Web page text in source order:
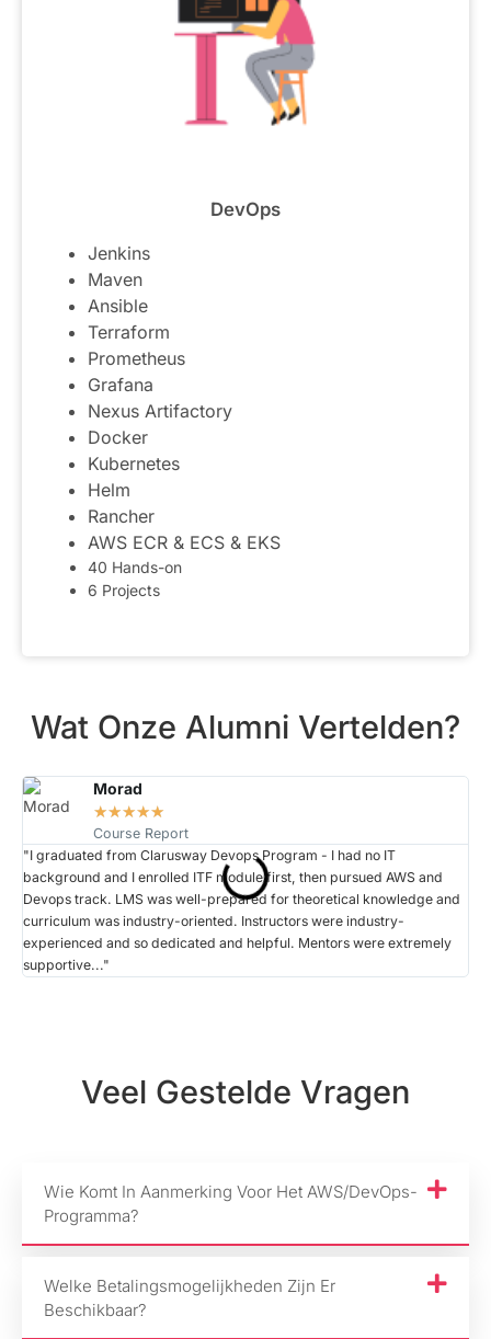
DevOps
Jenkins
Maven
Ansible
Terraform
Prometheus
Grafana
Nexus Artifactory
Docker
Kubernetes
Helm
Rancher
AWS ECR & ECS & EKS
40 Hands-on
6 Projects
Wat Onze Alumni Vertelden?
Morad
☆☆☆☆☆
Course Report
"I graduated from Clarusway Devops Program - I had no IT
background and I enrolled ITF module first, then pursued AWS and
Devops track. LMS was well-prepared for theoretical knowledge and
curriculum was industry-oriented. Instructors were industry-
experienced and so dedicated and helpful. Mentors were extremely
supportive..."
Veel Gestelde Vragen
Wie Komt In Aanmerking Voor Het AWS/DevOps-
Programma?
Welke Betalingsmogelijkheden Zijn Er
Beschikbaar?